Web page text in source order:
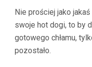
Nie prościej jako
swoje hot dogi, to by
gotowego chłamu,
pozostało.